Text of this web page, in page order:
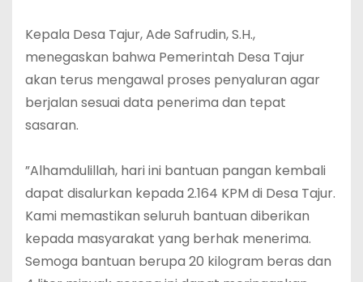
‎Kepala Desa Tajur, Ade Safrudin, S.H.,
menegaskan bahwa Pemerintah Desa Tajur
akan terus mengawal proses penyaluran agar
berjalan sesuai data penerima dan tepat
sasaran.
‎”Alhamdulillah, hari ini bantuan pangan kembali
dapat disalurkan kepada 2.164 KPM di Desa Tajur.
Kami memastikan seluruh bantuan diberikan
kepada masyarakat yang berhak menerima.
Semoga bantuan berupa 20 kilogram beras dan